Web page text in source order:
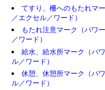
てすり、柵へのもたれマ
／エクセル／ワード）
もたれ注意マーク（パワ
／ワード）
給水、給水所マーク（パ
ル／ワード）
休憩、休憩所マーク（パ
ル／ワード）